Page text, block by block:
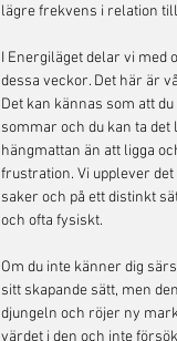
lägre frekvens i relation
I Energiläget delar vi med
dessa veckor. Det här är
Det kan kännas som att
sommar och du kan ta
hängmattan än att ligga
frustration. Vi upplever
saker och på ett distinkt
och ofta fysiskt.
Om du inte känner dig
sitt skapande sätt, men
djungeln och röjer ny